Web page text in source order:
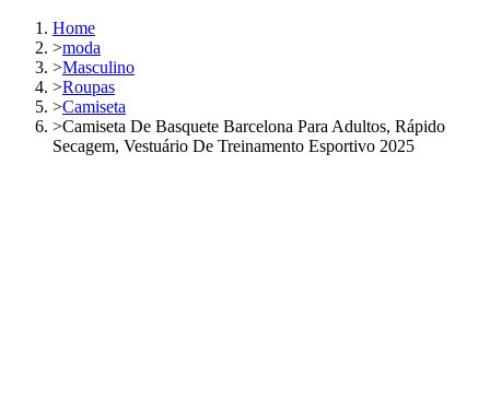
Home
>moda
>Masculino
>Roupas
>Camiseta
>Camiseta De Basquete Barcelona Para Adultos, Rápido
Secagem, Vestuário De Treinamento Esportivo 2025